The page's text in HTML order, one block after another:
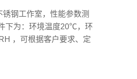
锈钢工作室，性能参数测
下为：环境温度20℃，环
，可根据客户要求、定